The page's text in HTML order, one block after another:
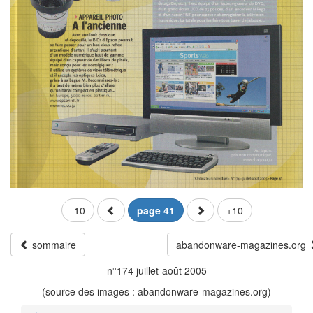
-10 page 41 +10
sommaire
abandonware-magazines.org
n°174 juillet-août 2005
(source des images : abandonware-magazines.org)